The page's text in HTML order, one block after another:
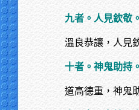
九者。人見欽敬。
溫良恭讓，人見
十者。神鬼助持
道高德重，神鬼